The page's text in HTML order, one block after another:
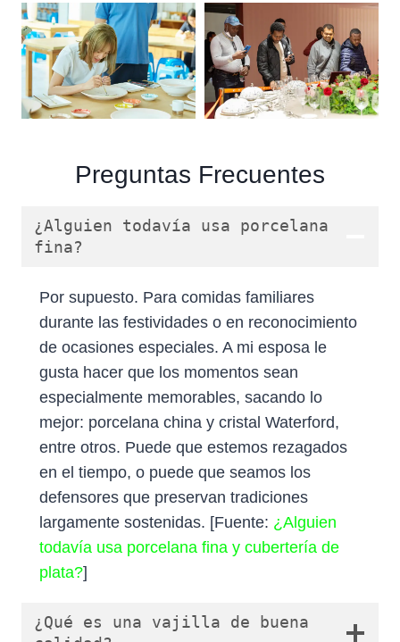
Preguntas Frecuentes
¿Alguien todavía usa porcelana
fina?
Por supuesto. Para comidas familiares
durante las festividades o en reconocimiento
de ocasiones especiales. A mi esposa le
gusta hacer que los momentos sean
especialmente memorables, sacando lo
mejor: porcelana china y cristal Waterford,
entre otros. Puede que estemos rezagados
en el tiempo, o puede que seamos los
defensores que preservan tradiciones
largamente sostenidas. [Fuente: ¿Alguien
todavía usa porcelana fina y cubertería de
plata?]
¿Qué es una vajilla de buena